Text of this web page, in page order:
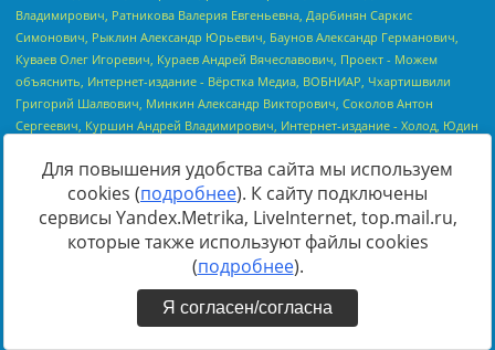
Для повышения удобства сайта мы используем
cookies (подробнее). К сайту подключены
сервисы Yandex.Metrika, LiveInternet, top.mail.ru,
которые также используют файлы cookies
(подробнее).
Я согласен/согласна